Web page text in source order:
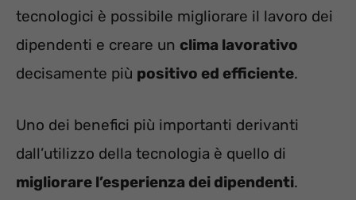
tecnologici è possibile migliorare il lavoro dei
dipendenti e creare un clima lavorativo
decisamente più positivo ed efficiente.
Uno dei benefici più importanti derivanti
dall’utilizzo della tecnologia è quello di
migliorare l’esperienza dei dipendenti.